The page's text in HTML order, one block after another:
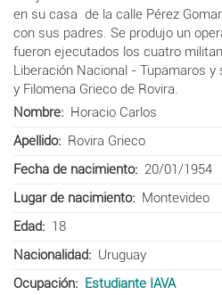
en su casa de la calle Pérez
con sus padres. Se produjo un
fueron ejecutados los cuatro
Liberación Nacional - Tupamaros y
y Filomena Grieco de Rovira.
Nombre
Horacio Carlos
Apellido
Rovira Grieco
Fecha de nacimiento
20/01/1954
Lugar de nacimiento
Montevideo
Edad
18
Nacionalidad
Uruguay
Ocupación
Estudiante IAVA